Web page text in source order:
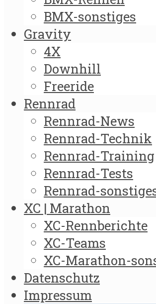
BMX-sonstiges
Gravity
4X
Downhill
Freeride
Rennrad
Rennrad-News
Rennrad-Technik
Rennrad-Training
Rennrad-Tests
Rennrad-
XC | Marathon
XC-Rennberichte
XC-Teams
XC-Marathon-
Datenschutz
Impressum